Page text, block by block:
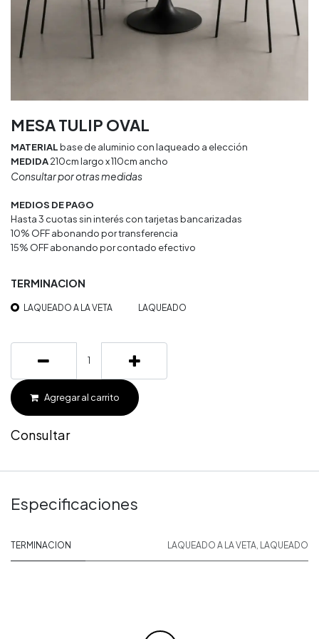
MESA TULIP OVAL
MATERIALbase de aluminio con laqueado a elección
MEDIDA210cm largo x 110cm ancho
Consultar por otras medidas
MEDIOS DE PAGO
Hasta 3 cuotas sin interés con tarjetas bancarizadas
10% OFF abonando por transferencia
15% OFF abonando por contado efectivo
TERMINACION
LAQUEADO A LA VETA LAQUEADO
Agregar al carrito
Consultar
Especificaciones
TERMINACION LAQUEADO A LA VETA, LAQUEADO